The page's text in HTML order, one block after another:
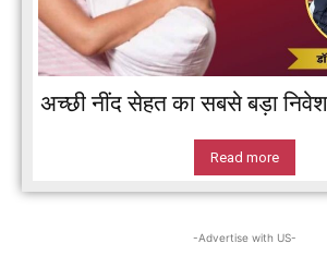
अच्छी नींद सेहत का सबसे बड़ा
Read more
-Advertise with US-